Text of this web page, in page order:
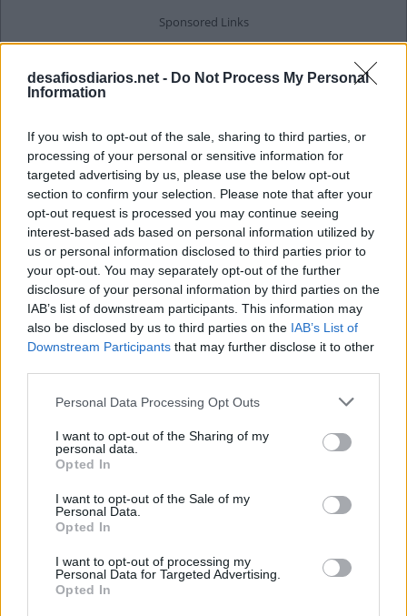
desafiosdiarios.net - Do Not Process My Personal
Information
If you wish to opt-out of the sale, sharing to third parties, or
processing of your personal or sensitive information for
targeted advertising by us, please use the below opt-out
section to confirm your selection. Please note that after your
opt-out request is processed you may continue seeing
interest-based ads based on personal information utilized by
us or personal information disclosed to third parties prior to
your opt-out. You may separately opt-out of the further
disclosure of your personal information by third parties on the
IAB’s list of downstream participants. This information may
also be disclosed by us to third parties on the IAB’s List of
Downstream Participants that may further disclose it to other
Personal Data Processing Opt Outs
I want to opt-out of the Sharing of my
personal data.
Opted In
I want to opt-out of the Sale of my
Personal Data.
Opted In
I want to opt-out of processing my
Personal Data for Targeted Advertising.
Opted In
Muhammad __, nome muçulmano
de Cassius Clay
A resposta a esta pergunta: